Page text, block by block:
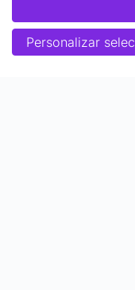
Personalizar